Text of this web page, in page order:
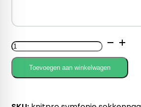
KnitPro
Symfonie
sokkennaalden
aantal
Toevoegen aan winkelwagen